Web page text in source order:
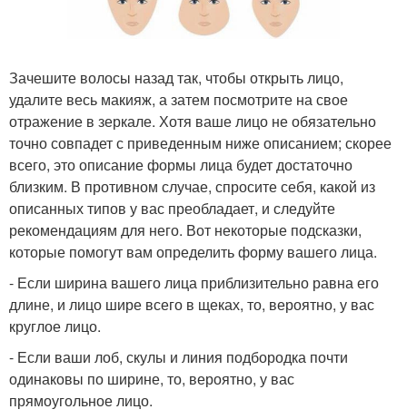
Зачешите волосы назад так, чтобы открыть лицо,
удалите весь макияж, а затем посмотрите на свое
отражение в зеркале. Хотя ваше лицо не обязательно
точно совпадет с приведенным ниже описанием; скорее
всего, это описание формы лица будет достаточно
близким. В противном случае, спросите себя, какой из
описанных типов у вас преобладает, и следуйте
рекомендациям для него. Вот некоторые подсказки,
которые помогут вам определить форму вашего лица.
- Если ширина вашего лица приблизительно равна его
длине, и лицо шире всего в щеках, то, вероятно, у вас
круглое лицо.
- Если ваши лоб, скулы и линия подбородка почти
одинаковы по ширине, то, вероятно, у вас
прямоугольное лицо.